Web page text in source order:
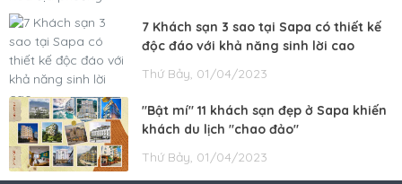
7 Khách sạn 3 sao tại Sapa có thiết kế
độc đáo với khả năng sinh lời cao
Thứ Bảy, 01/04/2023
"Bật mí" 11 khách sạn đẹp ở Sapa khiến
khách du lịch "chao đảo"
Thứ Bảy, 01/04/2023